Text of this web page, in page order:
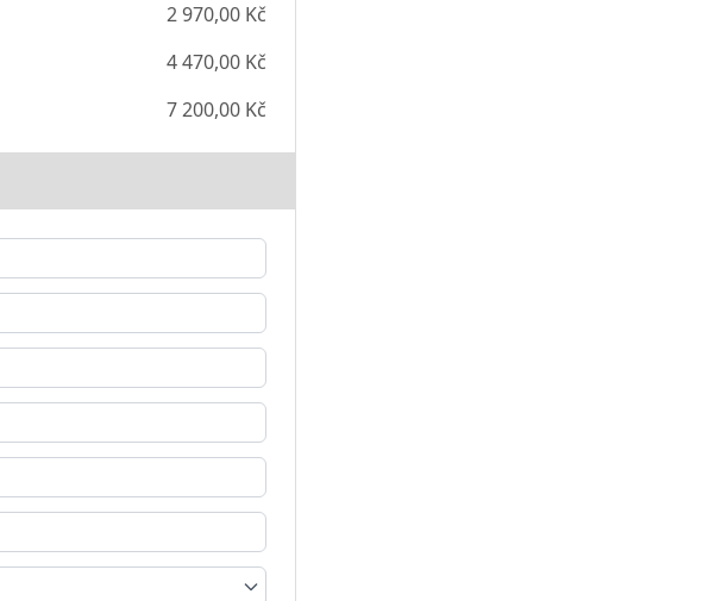
2 970,00 Kč
4 470,00 Kč
7 200,00 Kč